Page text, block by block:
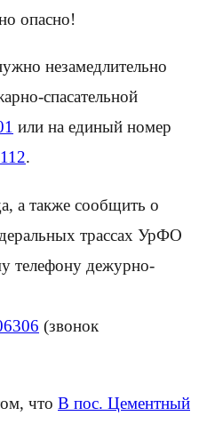
опасно!
незамедлительно
спасательной
или на единый номер
112.
а также сообщить о
трассах УрФО
телефону дежурно-
(звонок
что В пос. Цементный